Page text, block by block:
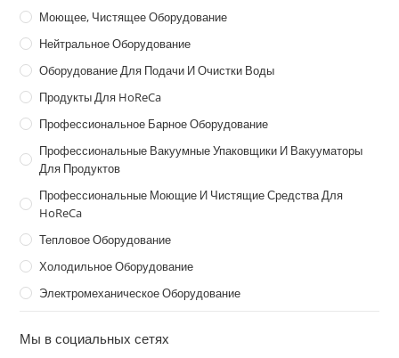
Моющее, Чистящее Оборудование
Нейтральное Оборудование
Оборудование Для Подачи И Очистки Воды
Продукты Для HoReCa
Профессиональное Барное Оборудование
Профессиональные Вакуумные Упаковщики И Вакууматоры
Для Продуктов
Профессиональные Моющие И Чистящие Средства Для
HoReCa
Тепловое Оборудование
Холодильное Оборудование
Электромеханическое Оборудование
Мы в социальных сетях